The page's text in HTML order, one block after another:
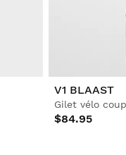
V1 BLAAST
Gilet vélo
$84.95